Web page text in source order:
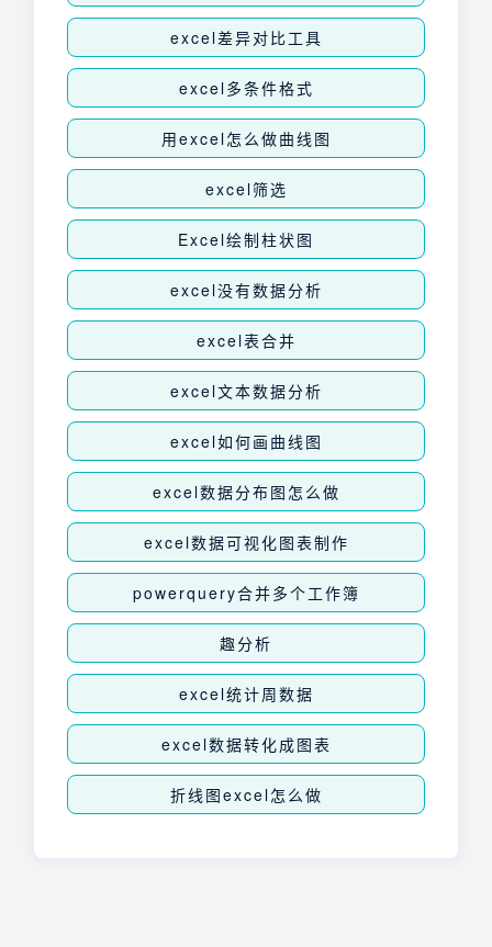
excel差异对比工具
excel多条件格式
用excel怎么做曲线图
excel筛选
Excel绘制柱状图
excel没有数据分析
excel表合并
excel文本数据分析
excel如何画曲线图
excel数据分布图怎么做
excel数据可视化图表制作
powerquery合并多个工作簿
趣分析
excel统计周数据
excel数据转化成图表
折线图excel怎么做